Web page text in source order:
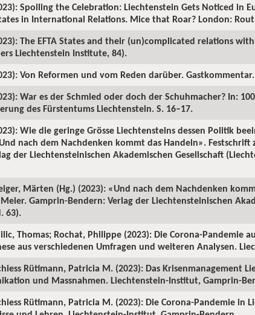
Spoiling the Celebration: Liechtenstein Gets Noticed in
in International Relations. Mice that Roar? London:
The EFTA States and their (un)complicated relations
Liechtenstein Institute, 84).
Von Reformen und vom Reden darüber.
War es der Schmied oder doch der Schuhmacher? In:
des Fürstentums Liechtenstein. S. 16–17.
Wie die geringe Grösse Liechtensteins dessen Politik
nach dem Nachdenken kommt das Handeln».
der Liechtensteinischen Akademischen Gesellschaft
Märten (Hg.) (2023): «Und nach dem Nachdenken
Gamprin-Bendern: Verlag der Liechtensteinischen
63).
Thomas; Rochat, Philippe (2023): Die Corona-Pandemie
aus verschiedenen Umfragen und weiteren Analysen.
Rütimann, Patricia M. (2023): Das Krisenmanagement
und Massnahmen. Liechtenstein-Institut, Gamprin-
Rütimann, Patricia M. (2023): Die Corona-Pandemie in